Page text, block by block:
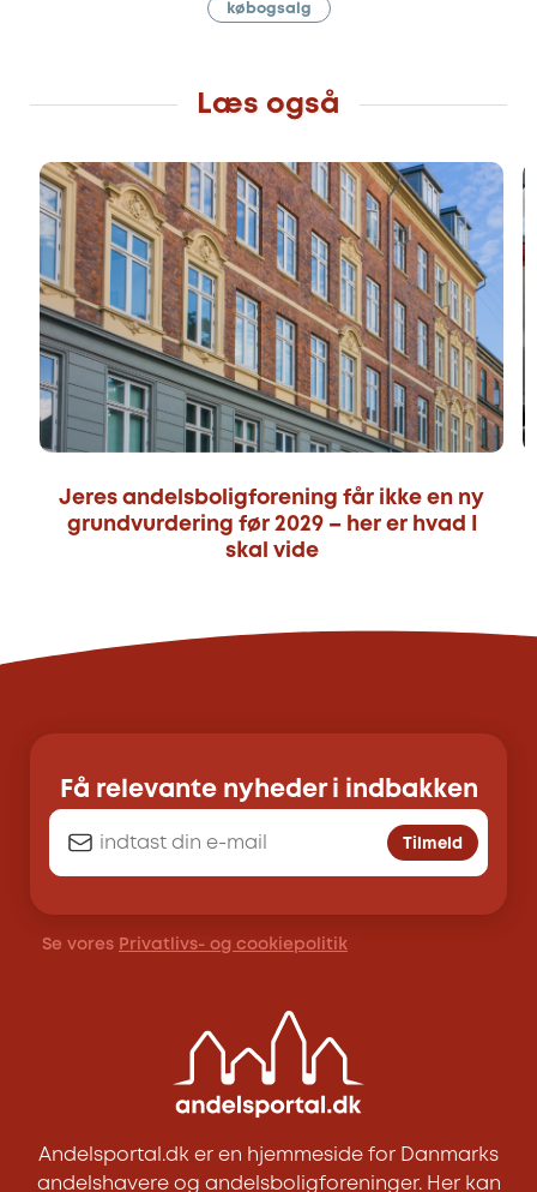
købogsalg
Læs også
Jeres andelsboligforening får ikke en ny
grundvurdering før 2029 – her er hvad I
skal vide
Få relevante nyheder i indbakken
Tilmeld
Se vores Privatlivs- og cookiepolitik
Andelsportal.dk er en hjemmeside for Danmarks
andelshavere og andelsboligforeninger. Her kan